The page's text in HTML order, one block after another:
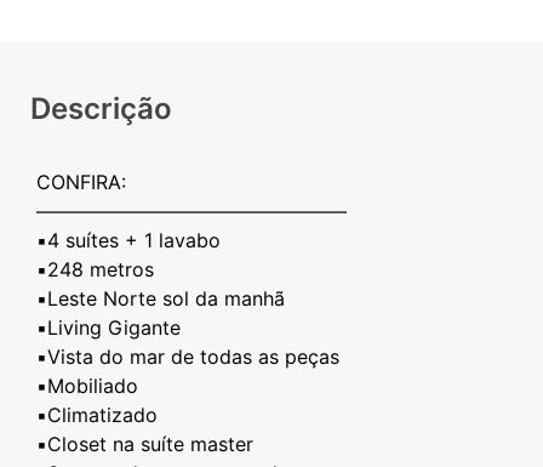
Descrição
CONFIRA:
————————————————
▪️4 suítes + 1 lavabo
▪️248 metros
▪️Leste Norte sol da manhã
▪️Living Gigante
▪️Vista do mar de todas as peças
▪️Mobiliado
▪️Climatizado
▪️Closet na suíte master